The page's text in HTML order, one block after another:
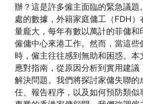
辦？這是許多僱主面臨的緊急議題
處的數據，外籍家庭傭工（FDH）
量龐大，每年有數以萬計的菲傭和
僱傭中心來港工作。然而，當這些
時，僱主往往感到無助和困惑。本
應對指南，從原因分析到實用建議
解決問題。我們將探討家傭失聯的
任、報告程序，以及如何預防類似